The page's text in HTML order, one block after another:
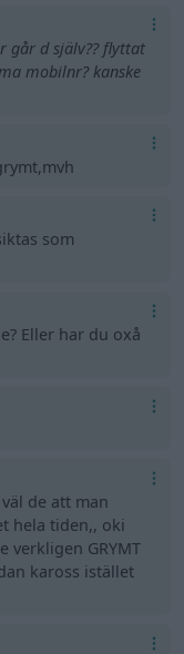
går d själv?? flyttat
mobilnr? kanske
som
Eller har du oxå
de att man
hela tiden,, oki
verkligen GRYMT
kaross istället